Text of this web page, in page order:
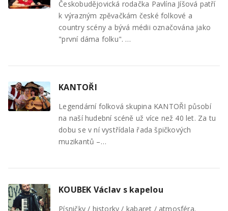
Českobudějovická rodačka Pavlína Jíšová patří
k výrazným zpěvačkám české folkové a
country scény a bývá médii označována jako
"první dáma folku". …
KANTOŘI
Legendární folková skupina KANTOŘI působí
na naší hudební scéně už více než 40 let. Za tu
dobu se v ní vystřídala řada špičkových
muzikantů –…
KOUBEK Václav s kapelou
Písničky / historky / kabaret / atmosféra.